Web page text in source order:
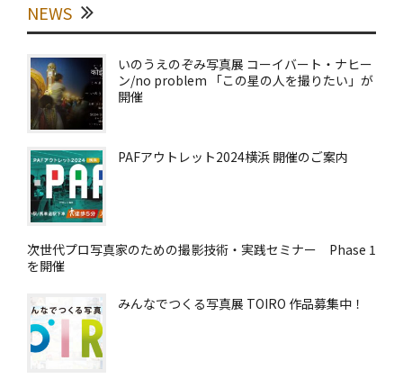
NEWS
いのうえのぞみ写真展 コーイバート・ナヒー
ン/no problem 「この星の人を撮りたい」が
開催
PAFアウトレット2024横浜 開催のご案内
次世代プロ写真家のための撮影技術・実践セミナー Phase 1
を開催
みんなでつくる写真展 TOIRO 作品募集中！